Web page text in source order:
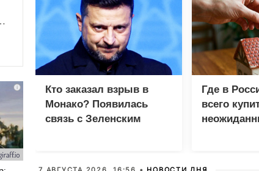
Кто заказал взрыв в
Монако? Появилась
связь с Зеленским
Где в
всего